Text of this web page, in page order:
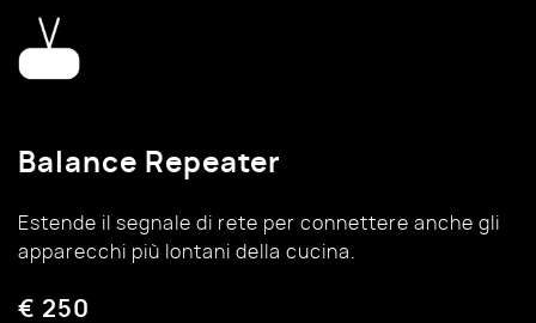
Balance Repeater
Estende il segnale di rete per connettere anche gli
apparecchi più lontani della cucina.
€ 250